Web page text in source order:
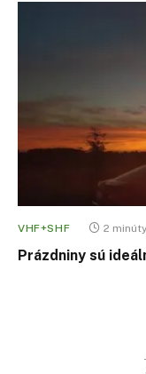
VHF+SHF 2
Prázdniny sú